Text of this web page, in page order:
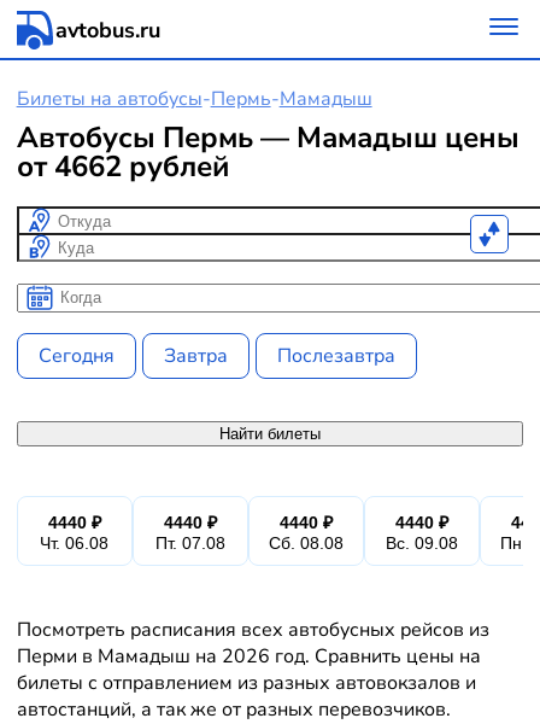
avtobus.ru
Билеты на автобусы-Пермь-Мамадыш
Автобусы Пермь — Мамадыш цены
от 4662 рублей
Откуда
Куда
Когда
Когда
Сегодня Завтра Послезавтра
Найти билеты
4440 ₽
Чт. 06.08
4440 ₽
Пт. 07.08
4440 ₽
Сб. 08.08
4440 ₽
Вс. 09.08
Пн.
Посмотреть расписания всех автобусных рейсов из
Перми в Мамадыш на 2026 год. Сравнить цены на
билеты с отправлением из разных автовокзалов и
автостанций, а так же от разных перевозчиков.